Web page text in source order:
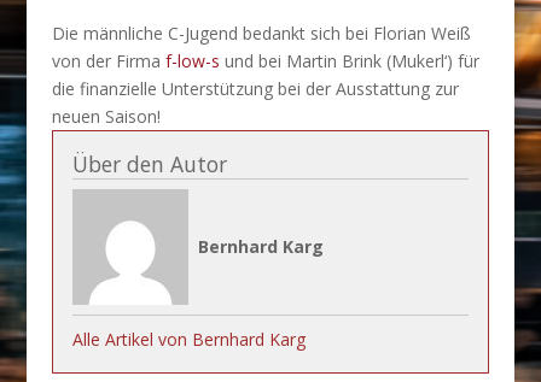
Die männliche C-Jugend bedankt sich bei Florian Weiß
von der Firma f-low-s und bei Martin Brink (Mukerl‘) für
die finanzielle Unterstützung bei der Ausstattung zur
neuen Saison!
Über den Autor
Bernhard Karg
Alle Artikel von Bernhard Karg